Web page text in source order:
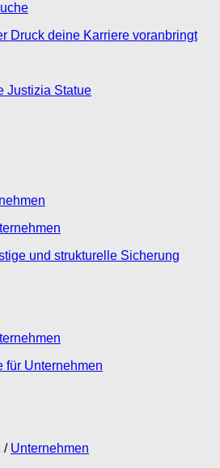
Druck deine Karriere voranbringt
und strukturelle Sicherung
für Unternehmen
/ Unternehmen